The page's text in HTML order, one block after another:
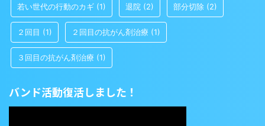
若い世代の行動のカギ (1) 退院 (2) 部分切除 (2)
２回目 (1) ２回目の抗がん剤治療 (1)
３回目の抗がん剤治療 (1)
バンド活動復活しました！